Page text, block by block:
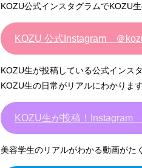
KOZU公式インスタグラムでKOZU
KOZU 公式Instagram ＠
KOZU生が投稿している公式インス
KOZU生の日常がリアルにわかります
KOZU生が投稿！Instagram
美容学生のリアルがわかる動画がた